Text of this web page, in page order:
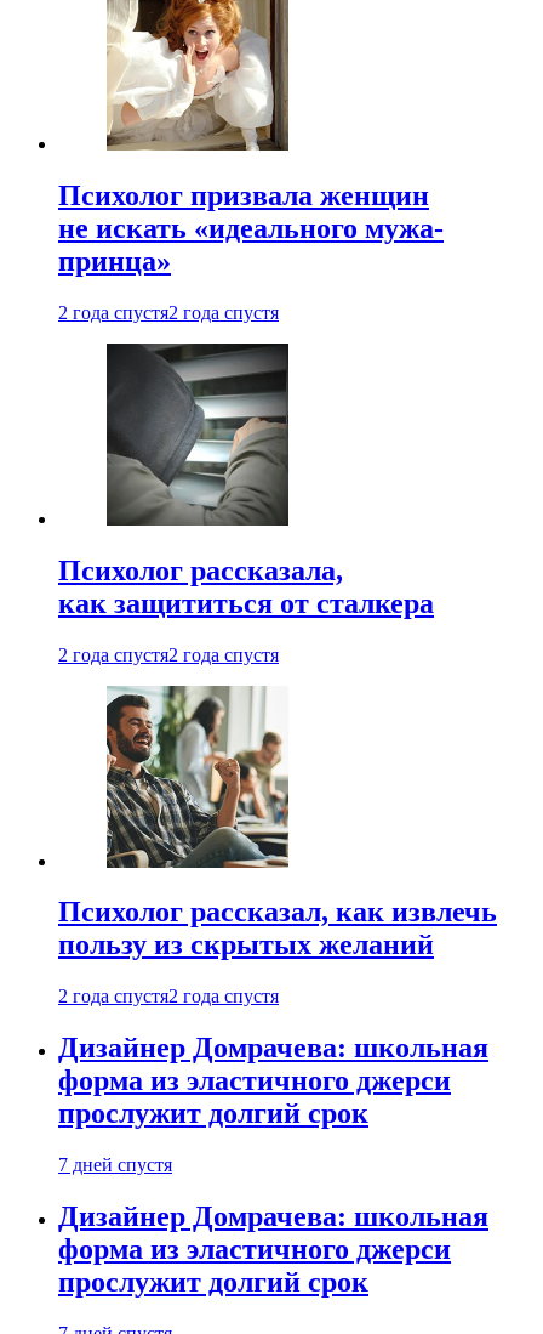
Психолог призвала женщин
не искать «идеального мужа-
принца»
2 года спустя2 года спустя
Психолог рассказала,
как защититься от сталкера
2 года спустя2 года спустя
Психолог рассказал, как извлечь
пользу из скрытых желаний
2 года спустя2 года спустя
Дизайнер Домрачева: школьная
форма из эластичного джерси
прослужит долгий срок
7 дней спустя
Дизайнер Домрачева: школьная
форма из эластичного джерси
прослужит долгий срок